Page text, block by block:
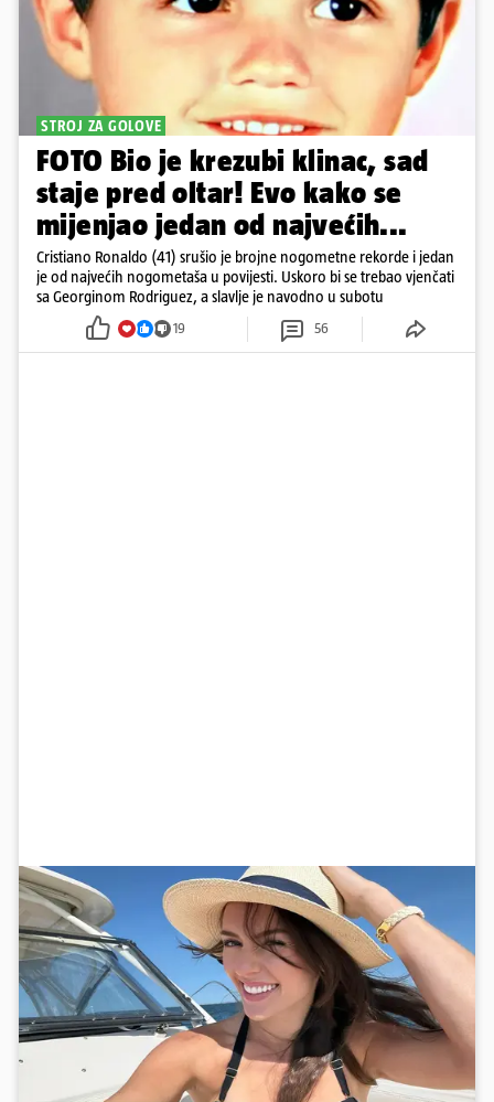
STROJ ZA GOLOVE
FOTO Bio je krezubi klinac, sad
staje pred oltar! Evo kako se
mijenjao jedan od najvećih...
Cristiano Ronaldo (41) srušio je brojne nogometne rekorde i jedan
je od najvećih nogometaša u povijesti. Uskoro bi se trebao vjenčati
sa Georginom Rodriguez, a slavlje je navodno u subotu
19 56